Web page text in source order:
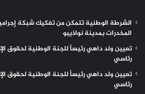
الشرطة الوطنية تتمكن من تفكيك شبكة
المخدرات بمدينة نواذيبو
تعيين ولد داهي رئيساً للجنة الوطنية لحقوق
رئاسي
تعيين ولد داهي رئيساً للجنة الوطنية لحقوق
رئاسي